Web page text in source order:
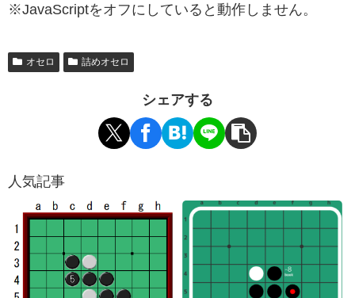
※JavaScriptをオフにしていると動作しません。
オセロ 詰めオセロ
シェアする
人気記事